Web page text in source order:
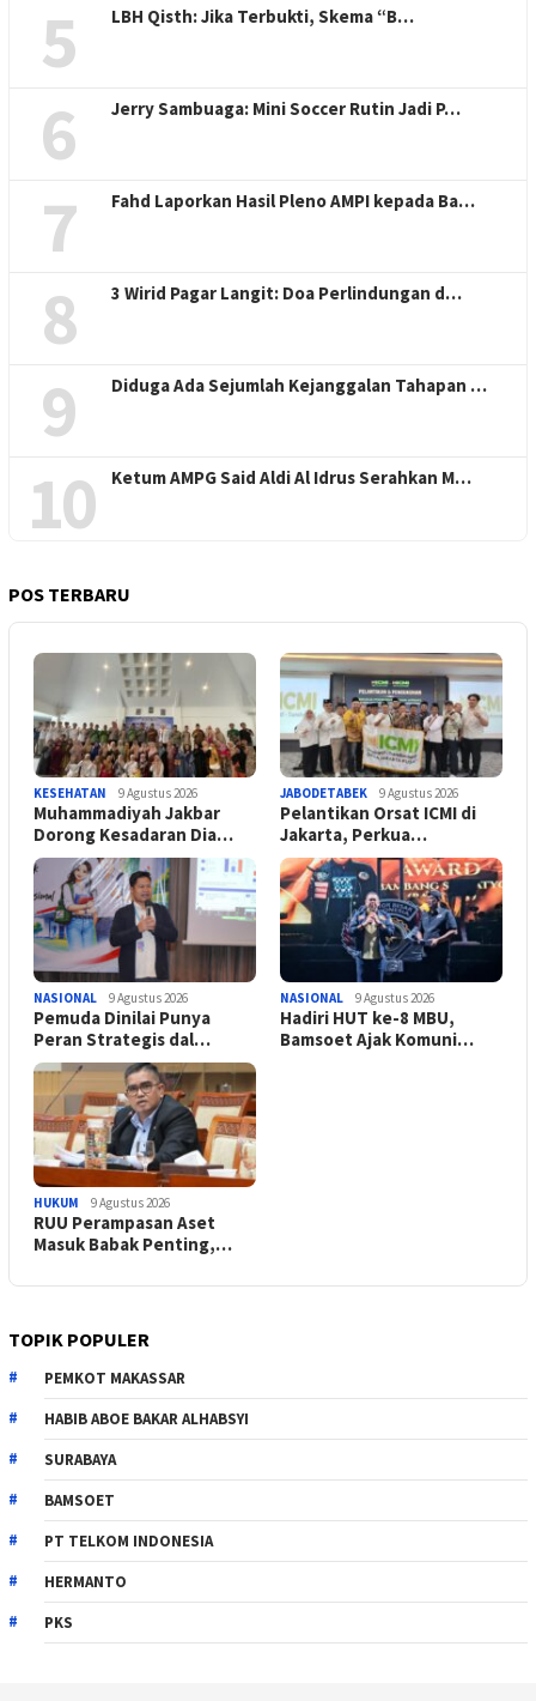
5 LBH Qisth: Jika Terbukti, Skema “B…
6 Jerry Sambuaga: Mini Soccer Rutin Jadi P…
7 Fahd Laporkan Hasil Pleno AMPI kepada Ba…
8 3 Wirid Pagar Langit: Doa Perlindungan d…
9 Diduga Ada Sejumlah Kejanggalan Tahapan …
10 Ketum AMPG Said Aldi Al Idrus Serahkan M…
POS TERBARU
KESEHATAN 9 Agustus 2026
Muhammadiyah Jakbar
Dorong Kesadaran Dia…
JABODETABEK 9 Agustus 2026
Pelantikan Orsat ICMI di
Jakarta, Perkua…
NASIONAL 9 Agustus 2026
Pemuda Dinilai Punya
Peran Strategis dal…
NASIONAL 9 Agustus 2026
Hadiri HUT ke-8 MBU,
Bamsoet Ajak Komuni…
HUKUM 9 Agustus 2026
RUU Perampasan Aset
Masuk Babak Penting,…
TOPIK POPULER
PEMKOT MAKASSAR
HABIB ABOE BAKAR ALHABSYI
SURABAYA
BAMSOET
PT TELKOM INDONESIA
HERMANTO
PKS